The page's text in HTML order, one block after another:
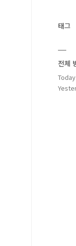
태그
전체